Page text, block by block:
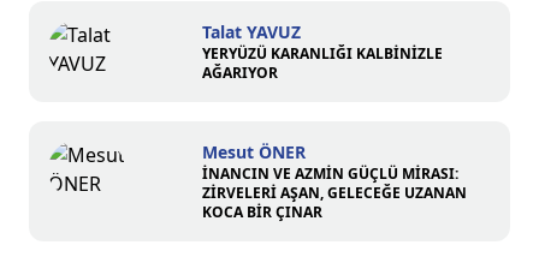
Talat YAVUZ
YERYÜZÜ KARANLIĞI KALBİNİZLE
AĞARIYOR
Mesut ÖNER
İNANCIN VE AZMİN GÜÇLÜ MİRASI:
ZİRVELERİ AŞAN, GELECEĞE UZANAN
KOCA BİR ÇINAR